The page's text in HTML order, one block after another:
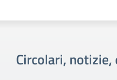
Circolari,